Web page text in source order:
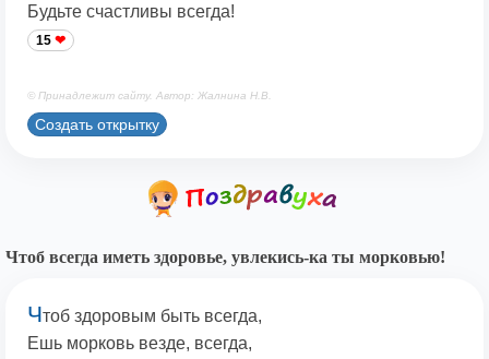
Будьте счастливы всегда!
15
© Принадлежит сайту. Автор: Жалнина Н.В.
Создать открытку
Чтоб всегда иметь здоровье, увлекись-ка ты морковью!
Чтоб здоровым быть всегда,
Ешь морковь везде, всегда,